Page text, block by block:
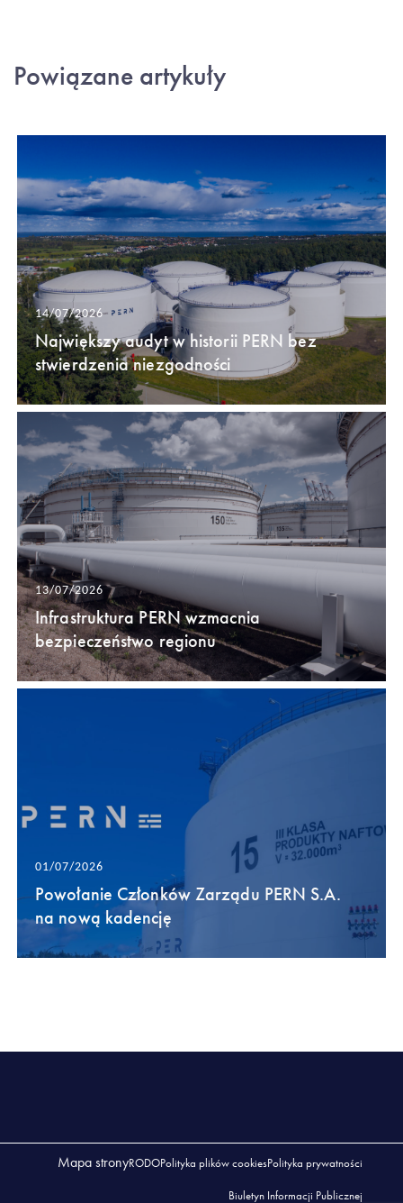
Powiązane artykuły
14/07/2026
Największy audyt w historii PERN bez
stwierdzenia niezgodności
13/07/2026
Infrastruktura PERN wzmacnia
bezpieczeństwo regionu
01/07/2026
Powołanie Członków Zarządu PERN S.A.
na nową kadencję
Mapa stronyRODOPolityka plików cookiesPolityka prywatności
Biuletyn Informacji Publicznej